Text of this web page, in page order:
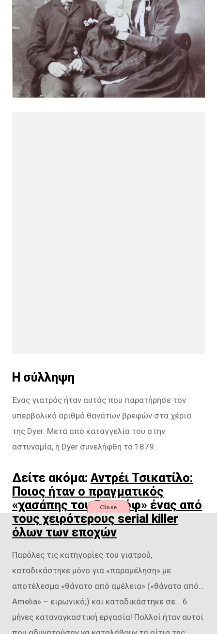
Η σύλληψη
Ένας γιατρός ήταν αυτός που παρατήρησε τον
υπερβολικό αριθμό θανάτων βρεφών στα χέρια
της Dyer. Μετά από καταγγελία του στην
αστυνομία, η Dyer συνελήφθη το 1879.
Δείτε ακόμα: Αντρέι Τσικατίλο:
Ποιος ήταν ο πραγματικός
«χασάπης του Ροστόφ» ένας από
τους χειρότερους serial killer
όλων των εποχών
Παρόλες τις κατηγορίες του γιατρού,
καταδικάστηκε μόνο για «παραμέληση» με
αποτέλεσμα «θάνατο από αμέλεια» («θάνατο από…
Amelia» – ειρωνικό;) και καταδικάστηκε σε… 6
μήνες καταναγκαστική εργασία! Πολλοί ήταν αυτοί
Close